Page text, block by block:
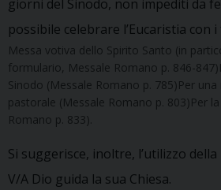
giorni del Sinodo, non impediti da
possibile celebrare l’Eucaristia con
Messa votiva dello Spirito Santo (in
formulario, Messale Romano p. 846-
Sinodo (Messale Romano p. 785)Per
pastorale (Messale Romano p. 803)Per
Romano p. 833).
Si suggerisce, inoltre, l’utilizzo
V/A Dio guida la sua Chiesa.